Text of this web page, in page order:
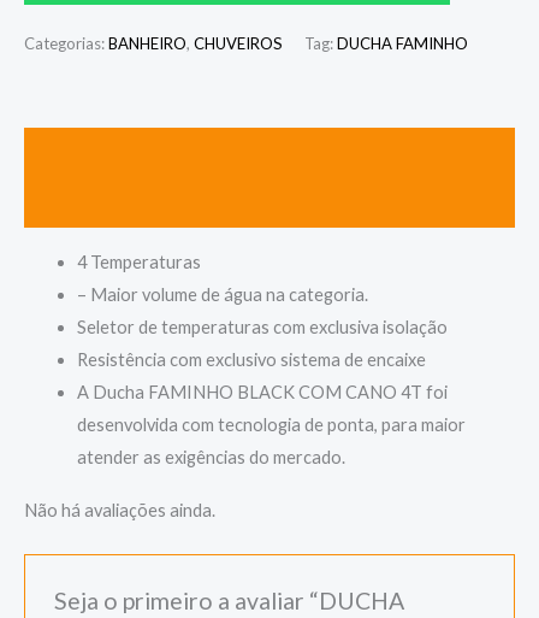
Categorias:BANHEIRO, CHUVEIROS Tag:DUCHA FAMINHO
4 Temperaturas
– Maior volume de água na categoria.
Seletor de temperaturas com exclusiva isolação
Resistência com exclusivo sistema de encaixe
A Ducha FAMINHO BLACK COM CANO 4T foi
desenvolvida com tecnologia de ponta, para maior
atender as exigências do mercado.
Não há avaliações ainda.
Seja o primeiro a avaliar “DUCHA